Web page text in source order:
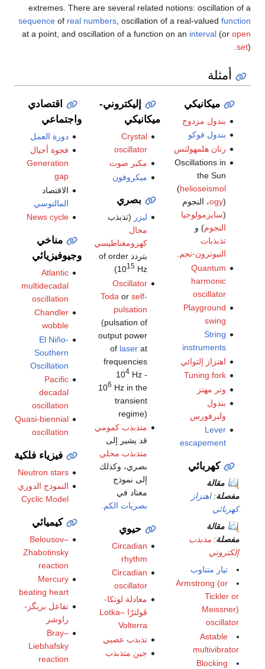
extremes. There are several related notions: oscillation of a
sequence of real numbers , oscillation of a real-valued function
at a point, and oscillation of a function on an interval (or open
set).
أمثلة
ميكانيكي
بندول مزدوج
بندول فوكو
رنان هلمهولتس
Oscillations in
the Sun
(helioseismol
ogy)، النجوم
(سايزمولوجيا
النجوم) و
تذبذبات
النيوترون-نجم
Quantum
harmonic
oscillator
Playground
swing
String
instruments
اهتزاز إلتوائي
Tuning fork
وتر مهتز
بندول
ولبرفورس
Lever
escapement
كهربائي
مقالة
مفصلة:اهتزاز
كهربائي
مقالة
مفصلة: مذبذب
إلكتروني
تيار متناوب
Armstrong (or
Tickler or
Meissner)
oscillator
Astable
multivibrator
Blocking
إليكتروني-
ميكانيكي
Crystal
oscillator
مكبر صوت
ميكروفون
بصري
ليزر (تذبذب
مجال
كهرومغناطيسي
بتردد of order
1015Hz)
Oscillator
Toda or self-
pulsation
(pulsation of
output power
of laserat
frequencies
104Hz -
106 Hz in the
transient
regime)
متذبذب كمومي
قد يشير إلى
متذبذب محلي
بصري، وكذلك
إلى نموذج
معتاد في
بصريات الكم
حيوي
Circadian
rhythm
Circadian
oscillator
معادلة لوتكا-
ڤولترّا Lotka–
Volterra
تذبذب عصبي
جين متذبذب
اقتصادي
واجتماعي
دورة العمل
فجوة أجيال
Generation
gap
الاقتصاد
المالتوسي
News cycle
مناخي
وجيوفيزيائي
Atlantic
multidecadal
oscillation
Chandler
wobble
El Niño-
Southern
Oscillation
Pacific
decadal
oscillation
Quasi-biennial
oscillation
فيزياء فلكية
Neutron stars
النموذج الدوري
Cyclic Model
كيميائي
Belousov–
Zhabotinsky
reaction
Mercury
beating heart
تفاعل بريگز-
راوشر
Bray–
Liebhafsky
reaction